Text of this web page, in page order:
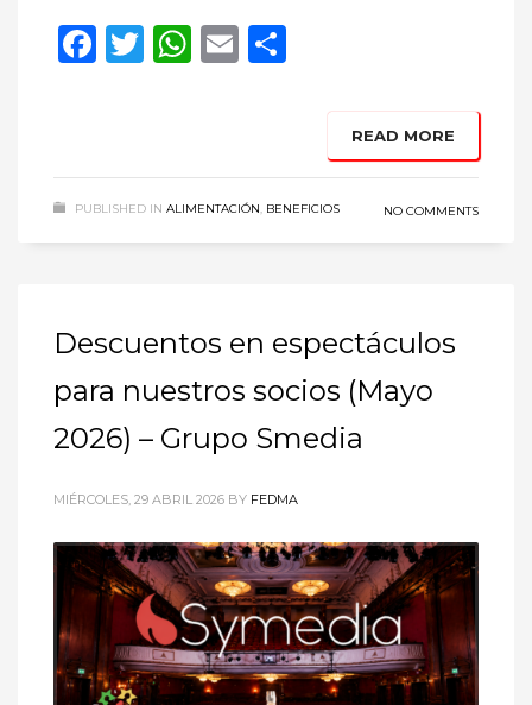
Facebook
Twitter
WhatsApp
Email
READ MORE
PUBLISHED IN ALIMENTACIÓN, BENEFICIOS NO COMMENTS
Descuentos en espectáculos
para nuestros socios (Mayo
2026) – Grupo Smedia
MIÉRCOLES, 29 ABRIL 2026 BY FEDMA